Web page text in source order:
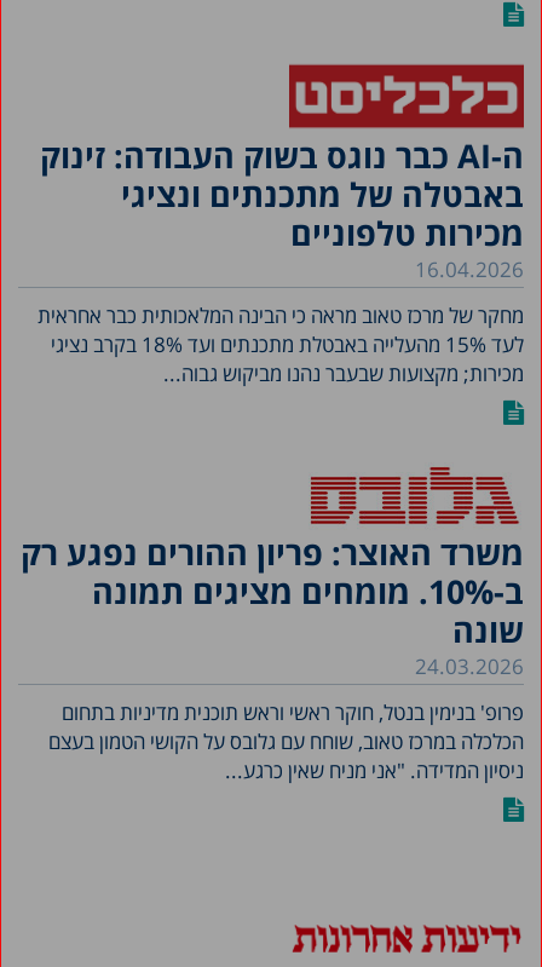
ה-AI כבר נוגס בשוק העבודה: זינוק
באבטלה של מתכנתים ונציגי
מכירות טלפוניים
16.04.2026
מחקר של מרכז טאוב מראה כי הבינה המלאכותית כבר אחראית
לעד 15% מהעלייה באבטלת מתכנתים ועד 18% בקרב נציגי
מכירות; מקצועות שבעבר נהנו מביקוש גבוה...
משרד האוצר: פריון ההורים נפגע רק
ב-10%. מומחים מציגים תמונה
שונה
24.03.2026
פרופ' בנימין בנטל, חוקר ראשי וראש תוכנית מדיניות בתחום
הכלכלה במרכז טאוב, שוחח עם גלובס על הקושי הטמון בעצם
ניסיון המדידה. "אני מניח שאין כרגע...